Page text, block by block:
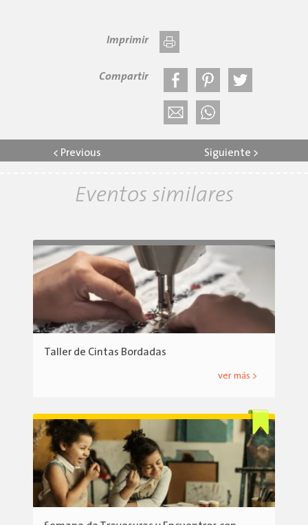
Imprimir
Compartir
< Previous Siguiente >
Eventos similares
Taller de Cintas Bordadas
ver más >